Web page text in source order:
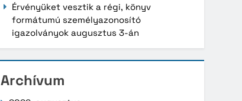
Érvényüket vesztik a régi, könyv
formátumú személyazonosító
igazolványok augusztus 3-án
Archívum